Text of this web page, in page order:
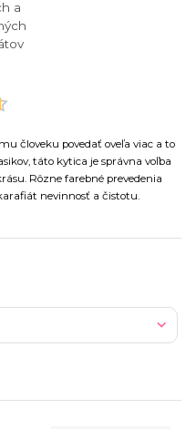
človeku povedať oveľa viac a to
táto kytica je správna voľba
Rôzne farebné prevedenia
nevinnosť a čistotu.